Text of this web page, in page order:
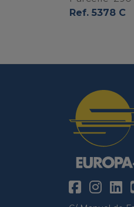
Ref. 5378 C